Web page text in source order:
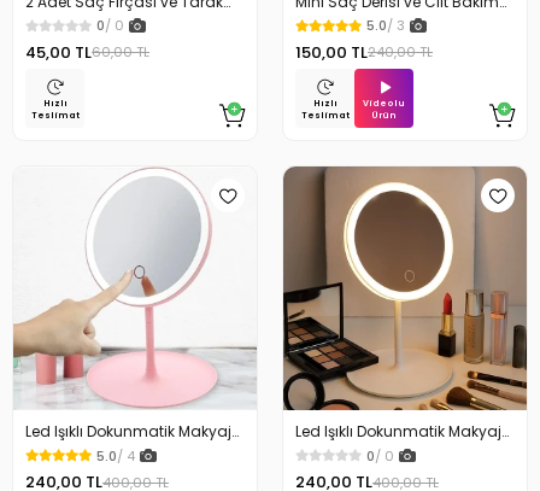
Temizleme Aparatı
0/ 0
45,00 TL60,00 TL
Hızlı
Teslimat
Serum Aplikatörü Saç Serum
Şişesi
5.0/ 3
150,00 TL240,00 TL
Hızlı
Teslimat
Videolu
Ürün
Led Işıklı Dokunmatik Makyaj
Aynası 3 Kademeli Işık Ayarı
360 Derece Döner Başlık
Pembe
5.0/ 4
240,00 TL400,00 TL
Led Işıklı Dokunmatik Makyaj
Aynası 3 Kademeli Işık Ayarı
360 Derece Döner Başlık
Beyaz
0/ 0
240,00 TL400,00 TL